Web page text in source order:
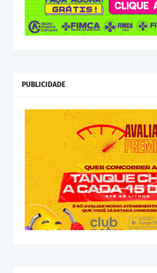
PUBLICIDADE